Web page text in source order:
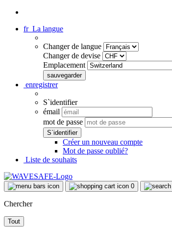
fr La langue
Changer de langue
Changer de devise
Emplacement
enregistrer
S`identifier
émail
mot de passe
Créer un nouveau compte
Mot de passe oublié?
Liste de souhaits
0
Chercher
Tout